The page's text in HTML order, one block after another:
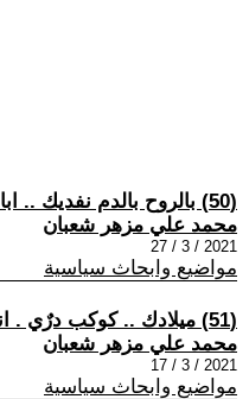
(50) بالروح بالدم نفديك .. ابا يائير .
محمد علي مزهر شعبان
2021 / 3 / 27
مواضيع وابحاث سياسية
(51) ميلادك .. كوكب درٌي . انار طريق الثوار
محمد علي مزهر شعبان
2021 / 3 / 17
مواضيع وابحاث سياسية